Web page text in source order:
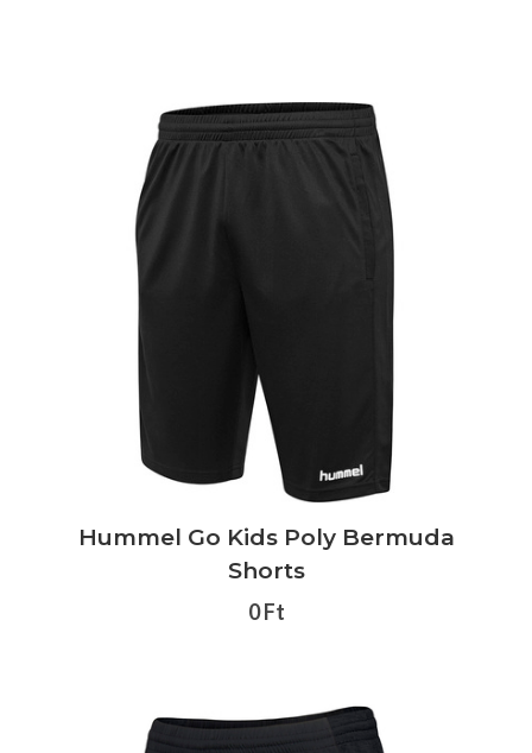
Hummel Go Kids Poly Bermuda
Shorts
0 Ft